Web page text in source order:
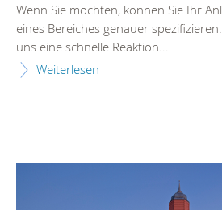
Wenn Sie möchten, können Sie Ihr
eines Bereiches genauer
uns eine schnelle Reaktion...
Weiterlesen